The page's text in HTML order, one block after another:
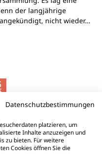
der langjährige
nicht wieder…
Datenschutzbestimmungen
platzieren, um
Inhalte anzuzeigen und
zu bieten. Für weitere
Cookies öffnen Sie die